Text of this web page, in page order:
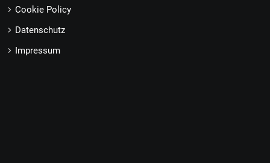
Cookie Policy
Datenschutz
Impressum